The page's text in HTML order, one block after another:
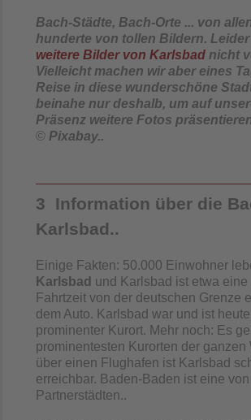
Bach-Städte, Bach-Orte ... von
hunderte von tollen Bildern.
weitere Bilder von Karlsbad nicht
Vielleicht machen wir aber eines
Reise in diese wunderschöne
beinahe nur deshalb, um auf
Präsenz weitere Fotos
© Pixabay..
3 Information über die
Karlsbad..
Einige Fakten: 50.000 Einwohner
Karlsbad und Karlsbad ist etwa
Fahrtzeit von der deutschen Grenze
dem Auto. Karlsbad war und ist
prominenter Kurort. Mehr noch: Es
prominentesten Kurorten der ganzen
über einen Flughafen ist Karlsbad
erreichbar. Baden-Baden ist eine
Partnerstädten..